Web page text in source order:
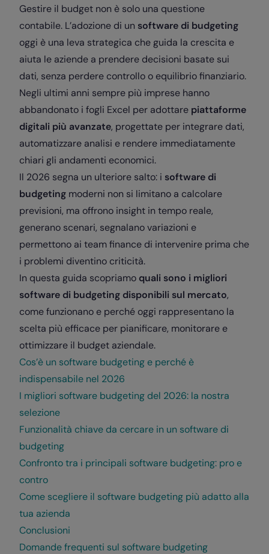
Gestire il budget non è solo una questione
contabile. L’adozione di un software di budgeting
oggi è una leva strategica che guida la crescita e
aiuta le aziende a prendere decisioni basate sui
dati, senza perdere controllo o equilibrio finanziario.
Negli ultimi anni sempre più imprese hanno
abbandonato i fogli Excel per adottare piattaforme
digitali più avanzate, progettate per integrare dati,
automatizzare analisi e rendere immediatamente
chiari gli andamenti economici.
Il 2026 segna un ulteriore salto: i software di
budgeting moderni non si limitano a calcolare
previsioni, ma offrono insight in tempo reale,
generano scenari, segnalano variazioni e
permettono ai team finance di intervenire prima che
i problemi diventino criticità.
In questa guida scopriamo quali sono i migliori
software di budgeting disponibili sul mercato,
come funzionano e perché oggi rappresentano la
scelta più efficace per pianificare, monitorare e
ottimizzare il budget aziendale.
Cos’è un software budgeting e perché è
indispensabile nel 2026
I migliori software budgeting del 2026: la nostra
selezione
Funzionalità chiave da cercare in un software di
budgeting
Confronto tra i principali software budgeting: pro e
contro
Come scegliere il software budgeting più adatto alla
tua azienda
Conclusioni
Domande frequenti sul software budgeting